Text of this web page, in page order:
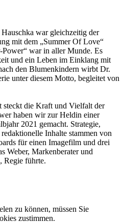
war gleichzeitig der
mit dem „Summer Of Love“
war in aller Munde. Es
und ein Leben im Einklang mit
den Blumenkindern wirbt Dr.
unter diesem Motto, begleitet von
steckt die Kraft und Vielfalt der
haben wir zur Heldin einer
2021 gemacht. Strategie,
Inhalte stammen von
für einen Imagefilm und drei
Weber, Markenberater und
Regie führte.
zu können, müssen Sie
zustimmen.